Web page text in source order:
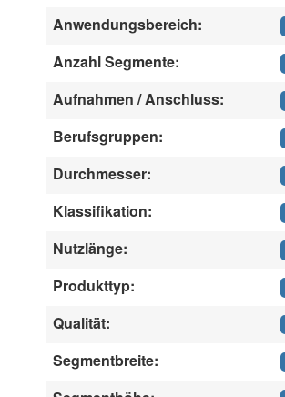
Anwendungsbereich:
Anzahl Segmente:
Aufnahmen / Anschluss:
Berufsgruppen:
Durchmesser:
Klassifikation:
Nutzlänge:
Produkttyp:
Qualität:
Segmentbreite: